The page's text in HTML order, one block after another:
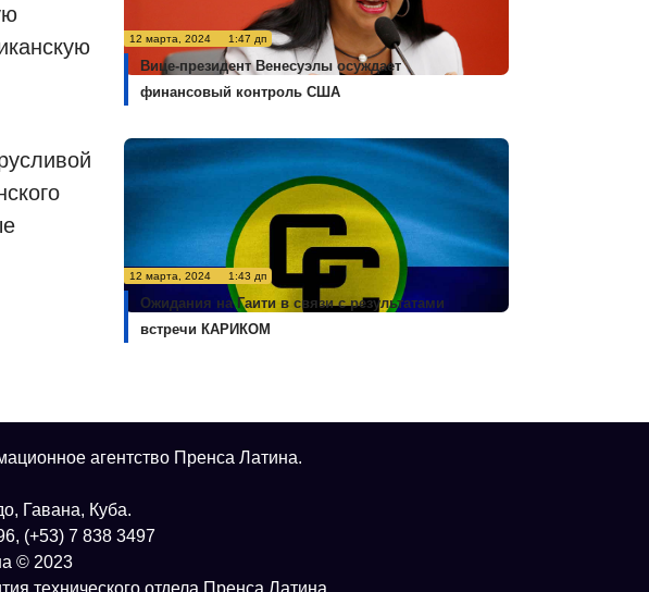
12 марта, 2024 1:47 дп
Вице-президент Венесуэлы осуждает
финансовый контроль США
12 марта, 2024 1:43 дп
Ожидания на Гаити в связи с результатами
встречи КАРИКОМ
агентство Пренса Латина.
Гавана, Куба.
(+53) 7 838 3497
© 2023